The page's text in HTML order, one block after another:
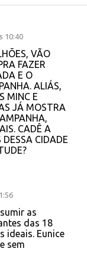
10:40
VÃO
FAZER
E O
ALIÁS,
MINC E
JÁ MOSTRA
CADÊ A
CIDADE
as
das 18
ideais. Eunice
sem